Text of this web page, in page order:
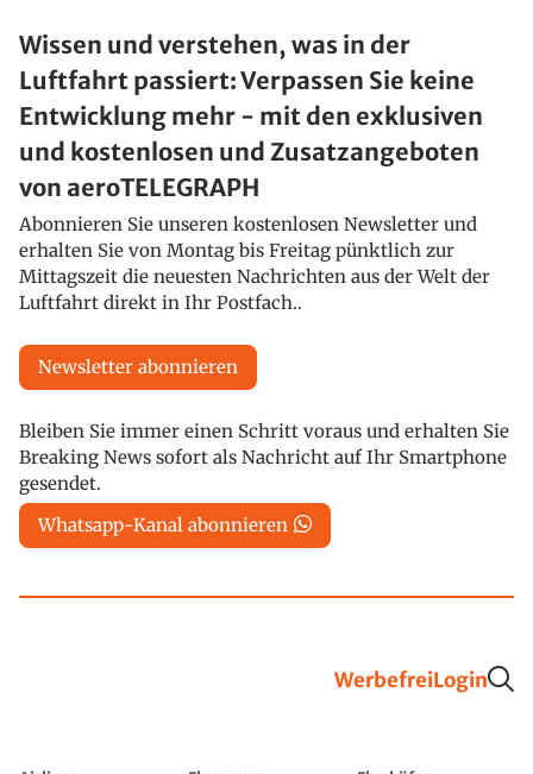
Wissen und verstehen, was in der
Luftfahrt passiert: Verpassen Sie keine
Entwicklung mehr - mit den exklusiven
und kostenlosen und Zusatzangeboten
von aeroTELEGRAPH
Abonnieren Sie unseren kostenlosen Newsletter und
erhalten Sie von Montag bis Freitag pünktlich zur
Mittagszeit die neuesten Nachrichten aus der Welt der
Luftfahrt direkt in Ihr Postfach..
Newsletter abonnieren
Bleiben Sie immer einen Schritt voraus und erhalten Sie
Breaking News sofort als Nachricht auf Ihr Smartphone
gesendet.
Whatsapp-Kanal abonnieren
WerbefreiLogin